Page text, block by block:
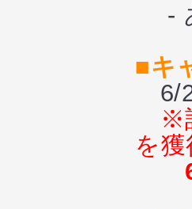
-
■キ
6/
※
を